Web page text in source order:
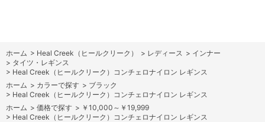
ホーム > Heal Creek（ヒールクリーク） > レディース > インナー
> タイツ・レギンス
> Heal Creek（ヒールクリーク）コンチェロナイロン レギンス
ホーム > カラーで探す > ブラック
> Heal Creek（ヒールクリーク）コンチェロナイロン レギンス
ホーム > 価格で探す > ￥10,000～￥19,999
> Heal Creek（ヒールクリーク）コンチェロナイロン レギンス